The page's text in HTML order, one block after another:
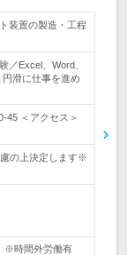
装置の製造・工程
／Excel、Word、
円滑に仕事を進め
45 ＜アクセス＞
の上決定します※
※時間外労働有